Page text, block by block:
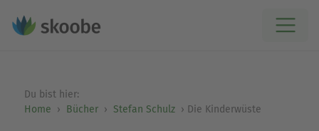
Du bist hier:
Home
Bücher Stefan Schulz Die Kinderwüste